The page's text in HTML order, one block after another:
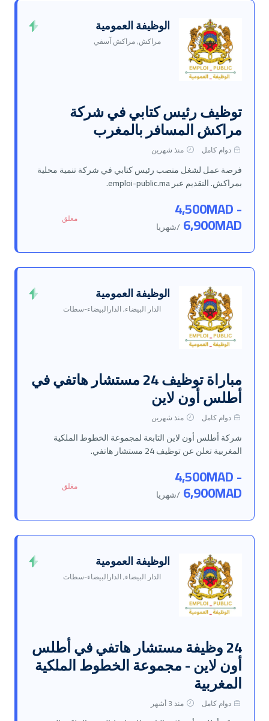
الوظيفة العمومية
مراكش, مراكش آسفي
توظيف رئيس كتابي في شركة
مراكش المسافر بالمغرب
دوام كامل منذ شهرين
فرصة عمل لشغل منصب رئيس كتابي في شركة تنمية محلية
بمراكش. التقديم عبر emploi-public.ma.
4,500MAD -
6,900MAD /شهريا
مغلق
الوظيفة العمومية
الدار البيضاء, الدارالبيضاء-سطات
مباراة توظيف 24 مستشار هاتفي في
أطلس أون لاين
دوام كامل منذ شهرين
شركة أطلس أون لاين التابعة لمجموعة الخطوط الملكية
المغربية تعلن عن توظيف 24 مستشار هاتفي.
4,500MAD -
6,900MAD /شهريا
مغلق
الوظيفة العمومية
الدار البيضاء, الدارالبيضاء-سطات
24 وظيفة مستشار هاتفي في أطلس
أون لاين - مجموعة الخطوط الملكية
المغربية
دوام كامل منذ 3 أشهر